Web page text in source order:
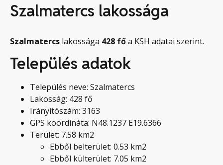
Szalmatercs lakossága
Szalmatercs lakossága 428 főa KSH adatai szerint.
Település adatok
Település neve: Szalmatercs
Lakosság: 428 fő
Irányítószám: 3163
GPS koordináta: N48.1237 E19.6366
Terület: 7.58 km2
Ebből belterület: 0.53 km2
Ebből külterület: 7.05 km2